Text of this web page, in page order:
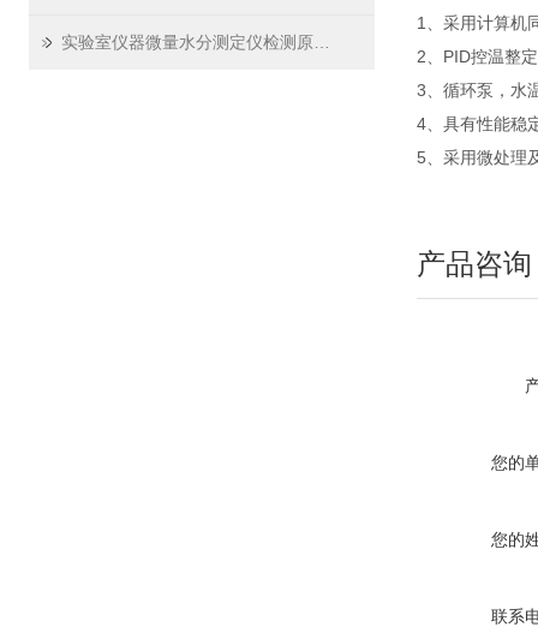
1、采用计算机
2、PID控温整
3、循环泵，水
4、具有性能稳
5、采用微处理
产品咨询
您的
您的
联系